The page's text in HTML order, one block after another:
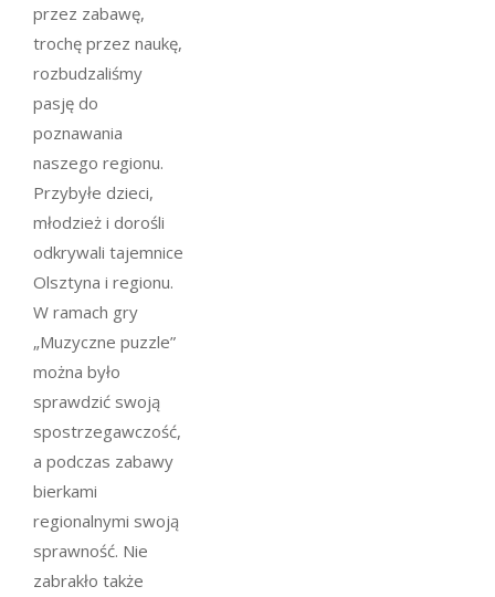
przez zabawę,
trochę przez naukę,
rozbudzaliśmy
pasję do
poznawania
naszego regionu.
Przybyłe dzieci,
młodzież i dorośli
odkrywali tajemnice
Olsztyna i regionu.
W ramach gry
„Muzyczne puzzle”
można było
sprawdzić swoją
spostrzegawczość,
a podczas zabawy
bierkami
regionalnymi swoją
sprawność. Nie
zabrakło także